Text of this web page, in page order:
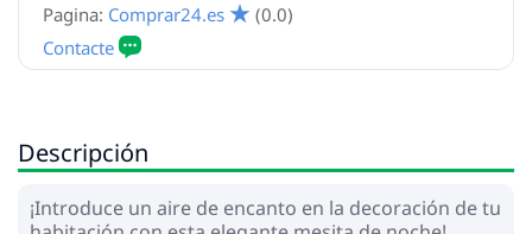
Pagina: Comprar24.es (0.0)
Descripción
¡Introduce un aire de encanto en la decoración de tu